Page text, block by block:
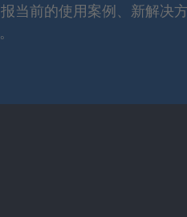
当前的使用案例、新解决方